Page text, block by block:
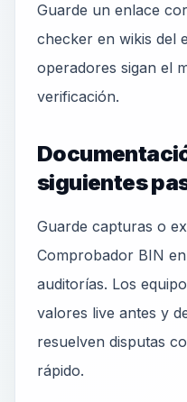
Guarde un enlace
checker en wikis del
operadores sigan el
verificación.
siguientes
Guarde capturas o
Comprobador BIN
auditorías. Los
valores live antes y
resuelven disputas
rápido.